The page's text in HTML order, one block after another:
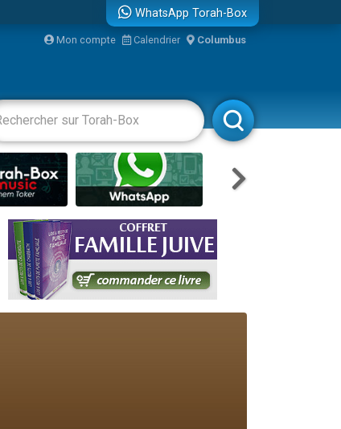
WhatsApp Torah-Box
Mon compte Calendrier Columbus
Livres Rabbanim